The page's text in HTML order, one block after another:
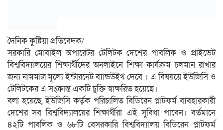
দৈনিক কুষ্টিয়া প্রতিবেদক/
সরকারি মোবাইল অপারেটর টেলিটক দেশের পাবলিক ও প্রাইভেট
বিশ্ববিদ্যালয়ের শিক্ষার্থীদের অনলাইনে শিক্ষা কার্যক্রম চলমান রাখার
জন্য নামমাত্র মূল্যে ইন্টারনেট ব্যান্ডউইথ দেবে । এ বিষয়য়ে ইউজিসি ও
টেলিটকের এ সংক্রান্ত একটি চুক্তি স্বাক্ষরিত হয়েছে।
বলা হয়েছে, ইউজিসি কর্তৃক পরিচালিত বিডিরেন প্লাটফর্ম ব্যবহারকারী
দেশের সব বিশ্ববিদ্যালয়ের শিক্ষার্থীরা এই সুবিধা পাবেন। বর্তমানে
৪২টি পাবলিক ও ৬৮টি বেসরকারি বিশ্ববিদ্যালয় বিডিরেন প্লাটফর্ম